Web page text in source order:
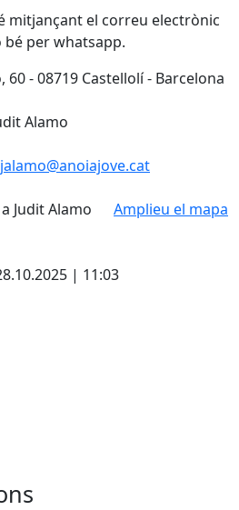
mitjançant el correu electrònic
per whatsapp.
60 - 08719 Castellolí - Barcelona
Alamo
jalamo@anoiajove.cat
Judit Alamo
Amplieu el mapa
| 11:03